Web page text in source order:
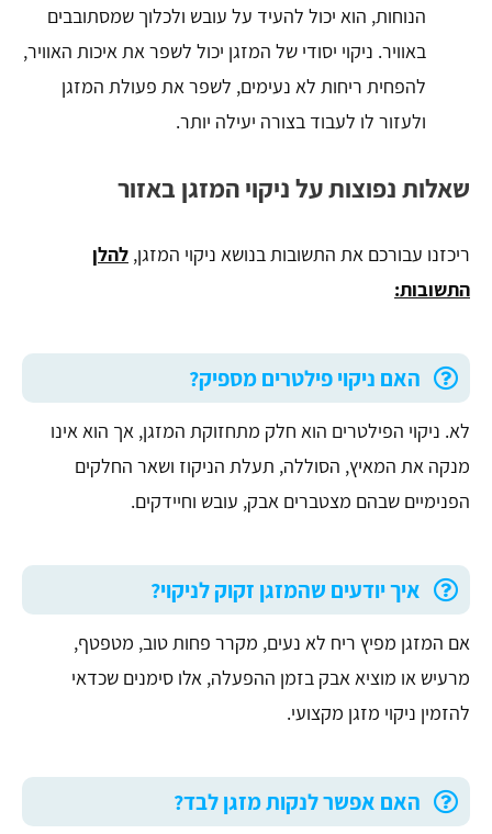
הנוחות, הוא יכול להעיד על עובש ולכלוך שמסתובבים
באוויר. ניקוי יסודי של המזגן יכול לשפר את איכות האוויר,
להפחית ריחות לא נעימים, לשפר את פעולת המזגן
ולעזור לו לעבוד בצורה יעילה יותר.
שאלות נפוצות על ניקוי המזגן באזור
ריכזנו עבורכם את התשובות בנושא ניקוי המזגן, להלן
התשובות:
האם ניקוי פילטרים מספיק?
לא. ניקוי הפילטרים הוא חלק מתחזוקת המזגן, אך הוא אינו
מנקה את המאיץ, הסוללה, תעלת הניקוז ושאר החלקים
הפנימיים שבהם מצטברים אבק, עובש וחיידקים.
איך יודעים שהמזגן זקוק לניקוי?
אם המזגן מפיץ ריח לא נעים, מקרר פחות טוב, מטפטף,
מרעיש או מוציא אבק בזמן ההפעלה, אלו סימנים שכדאי
להזמין ניקוי מזגן מקצועי.
האם אפשר לנקות מזגן לבד?